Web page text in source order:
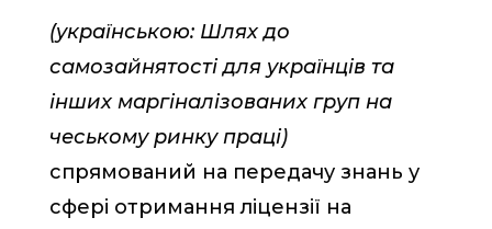
(українською: Шлях до
самозайнятості для українців та
інших маргіналізованих груп на
чеському ринку праці)
спрямований на передачу знань у
сфері отримання ліцензії на